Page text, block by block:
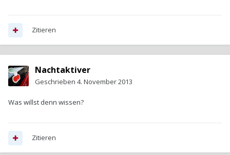
Zitieren
Nachtaktiver
Geschrieben 4. November 2013
Was willst denn wissen?
Zitieren